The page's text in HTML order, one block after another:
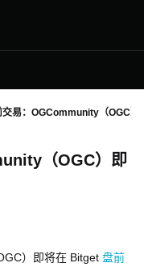
易：OGCommunity（OGC）
（OGC）即
）即将在 Bitget 盘前